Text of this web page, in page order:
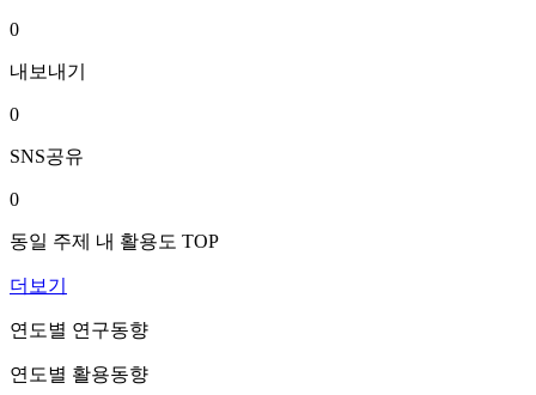
0
내보내기
0
SNS공유
0
동일 주제 내 활용도 TOP
더보기
연도별 연구동향
연도별 활용동향